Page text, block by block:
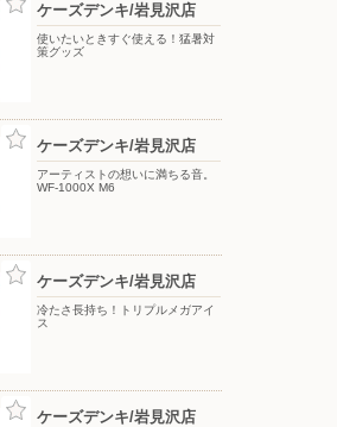
ープラザ/タウンプラザ岩見沢大和店
0851 北海道岩見沢市大和1条8-3-3
ケーズデンキ/岩見沢店
使いたいときすぐ使える！猛暑対
策グッズ
ケーズデンキ/岩見沢店
アーティストの想いに満ちる音。
WF-1000X M6
ケーズデンキ/岩見沢店
冷たさ長持ち！トリプルメガアイ
ス
ケーズデンキ/岩見沢店